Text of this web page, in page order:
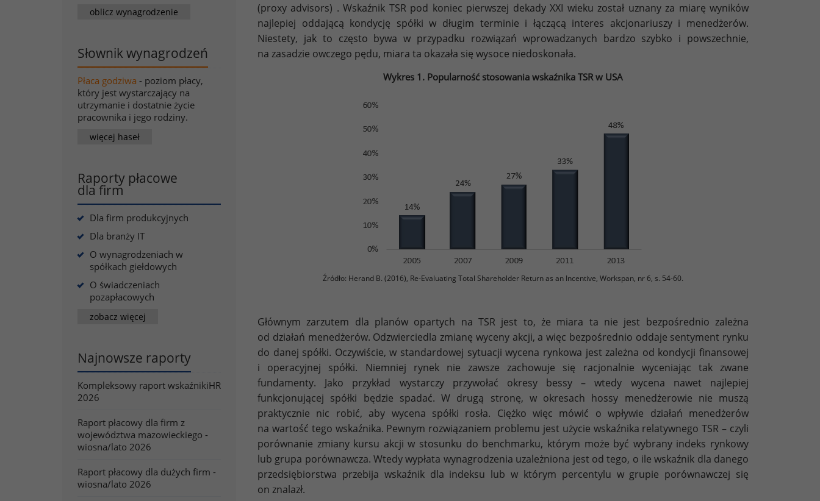
oblicz wynagrodzenie
Słownik wynagrodzeń
Płaca godziwa - poziom płacy,
który jest wystarczający na
utrzymanie i dostatnie życie
pracownika i jego rodziny.
więcej haseł
Raporty płacowe
dla firm
Dla firm produkcyjnych
Dla branży IT
O wynagrodzeniach w
spółkach giełdowych
O świadczeniach
pozapłacowych
zobacz więcej
Najnowsze raporty
Kompleksowy raport wskaźnikiHR
2026
Raport płacowy dla firm z
województwa mazowieckiego -
wiosna/lato 2026
Raport płacowy dla dużych firm -
wiosna/lato 2026
(proxy advisors) . Wskaźnik TSR pod koniec pierwszej dekady XXI wieku został uznany za miarę wyników
najlepiej oddającą kondycję spółki w długim terminie i łączącą interes akcjonariuszy i menedżerów.
Niestety, jak to często bywa w przypadku rozwiązań wprowadzanych bardzo szybko i powszechnie,
na zasadzie owczego pędu, miara ta okazała się wysoce niedoskonała.
Wykres 1. Popularność stosowania wskaźnika TSR w USA
Źródło: Herand B. (2016), Re-Evaluating Total Shareholder Return as an Incentive, Workspan, nr 6, s. 54-60.
Głównym zarzutem dla planów opartych na TSR jest to, że miara ta nie jest bezpośrednio zależna
od działań menedżerów. Odzwierciedla zmianę wyceny akcji, a więc bezpośrednio oddaje sentyment rynku
do danej spółki. Oczywiście, w standardowej sytuacji wycena rynkowa jest zależna od kondycji finansowej
i operacyjnej spółki. Niemniej rynek nie zawsze zachowuje się racjonalnie wyceniając tak zwane
fundamenty. Jako przykład wystarczy przywołać okresy bessy – wtedy wycena nawet najlepiej
funkcjonującej spółki będzie spadać. W drugą stronę, w okresach hossy menedżerowie nie muszą
praktycznie nic robić, aby wycena spółki rosła. Ciężko więc mówić o wpływie działań menedżerów
na wartość tego wskaźnika. Pewnym rozwiązaniem problemu jest użycie wskaźnika relatywnego TSR – czyli
porównanie zmiany kursu akcji w stosunku do benchmarku, którym może być wybrany indeks rynkowy
lub grupa porównawcza. Wtedy wypłata wynagrodzenia uzależniona jest od tego, o ile wskaźnik dla danego
przedsiębiorstwa przebija wskaźnik dla indeksu lub w którym percentylu w grupie porównawczej się
on znalazł.